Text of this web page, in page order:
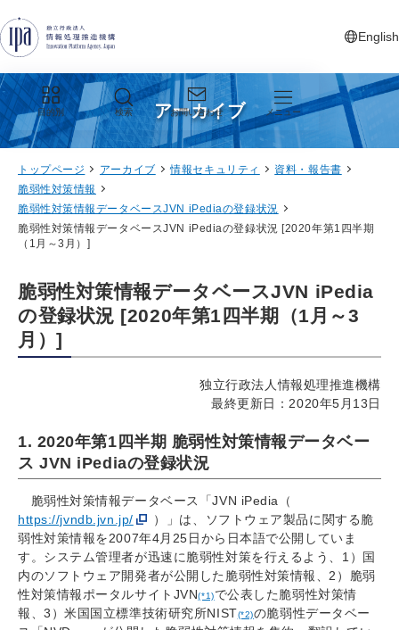
English
新しいタ
目的別 検索 お問い合わせ メニュー
アーカイブ
トップページ アーカイブ 情報セキュリティ
資料・報告書
脆弱性対策情報
脆弱性対策情報データベースJVN iPediaの登録状況
脆弱性対策情報データベースJVN iPediaの登録状況 [2020年第1四半期
（1月～3月）]
脆弱性対策情報データベースJVN iPedia
の登録状況 [2020年第1四半期（1月～3
月）]
独立行政法人情報処理推進機構
最終更新日：2020年5月13日
1. 2020年第1四半期 脆弱性対策情報データベー
ス JVN iPediaの登録状況
脆弱性対策情報データベース「JVN iPedia（
https://jvndb.jvn.jp/
）」は、ソフトウェア製品に関する脆
弱性対策情報を2007年4月25日から日本語で公開していま
す。システム管理者が迅速に脆弱性対策を行えるよう、1）国
内のソフトウェア開発者が公開した脆弱性対策情報、2）脆弱
性対策情報ポータルサイトJVN(*1)で公表した脆弱性対策情
報、3）米国国立標準技術研究所NIST(*2)の脆弱性データベー